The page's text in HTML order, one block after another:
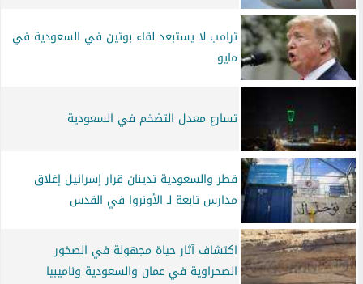
ترامب لا يستبعد لقاء بوتين في السعودية في
مايو
تسارع معدل التضخم في السعودية
قطر والسعودية تدينان قرار إسرائيل إغلاق
مدارس تابعة لـ الأونروا في القدس
اكتشاف آثار حياة مجهولة في الصخور
الصحراوية في عمان والسعودية وناميبيا